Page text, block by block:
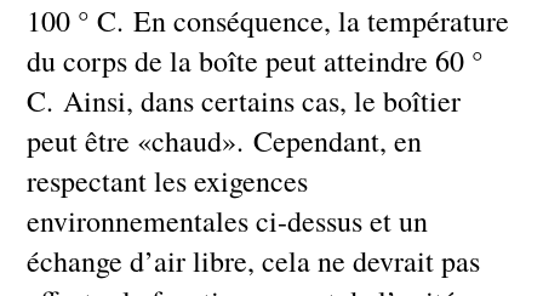
100 ° C. En conséquence, la température
du corps de la boîte peut atteindre 60 °
C. Ainsi, dans certains cas, le boîtier
peut être «chaud». Cependant, en
respectant les exigences
environnementales ci-dessus et un
échange d’air libre, cela ne devrait pas